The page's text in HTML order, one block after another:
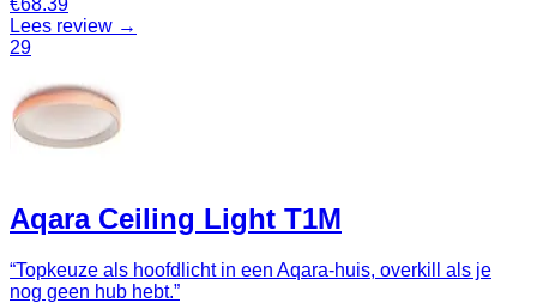
€68.39
Lees review →
29
Aqara Ceiling Light T1M
“Topkeuze als hoofdlicht in een Aqara-huis, overkill als je
nog geen hub hebt.”